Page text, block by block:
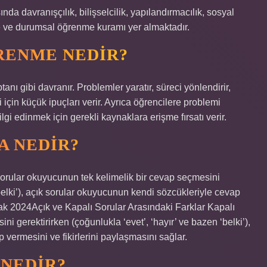
davranışçılık, bilişselcilik, yapılandırmacılık, sosyal
durumsal öğrenme kuramı yer almaktadır.
NEDIR?
gibi davranır. Problemler yaratır, süreci yönlendirir,
küçük ipuçları verir. Ayrıca öğrencilere problemi
edinmek için gerekli kaynaklara erişme fırsatı verir.
NEDIR?
okuyucunun tek kelimelik bir cevap seçmesini
açık sorular okuyucunun kendi sözcükleriyle cevap
2024Açık ve Kapalı Sorular Arasındaki Farklar Kapalı
(çoğunlukla ‘evet’, ‘hayır’ ve bazen ‘belki’),
ve fikirlerini paylaşmasını sağlar.